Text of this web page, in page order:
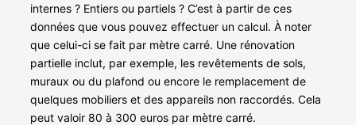
internes ? Entiers ou partiels ? C’est à partir de ces
données que vous pouvez effectuer un calcul. À noter
que celui-ci se fait par mètre carré. Une rénovation
partielle inclut, par exemple, les revêtements de sols,
muraux ou du plafond ou encore le remplacement de
quelques mobiliers et des appareils non raccordés. Cela
peut valoir 80 à 300 euros par mètre carré.